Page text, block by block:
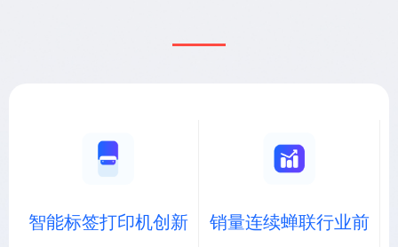
智能标签打印机创新 销量连续蝉联行业前